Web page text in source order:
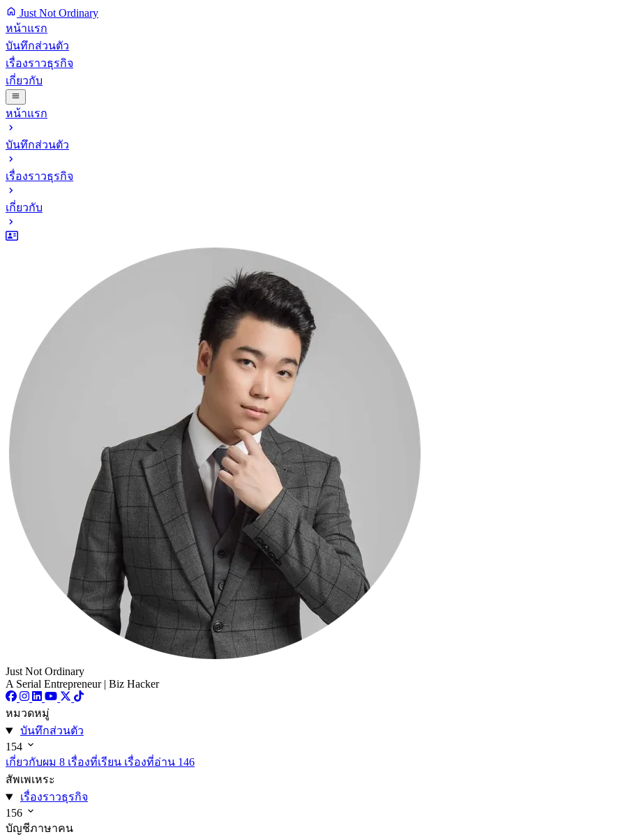
Just Not Ordinary
หน้าแรก
บันทึกส่วนตัว
เรื่องราวธุรกิจ
เกี่ยวกับ
หน้าแรก
บันทึกส่วนตัว
เรื่องราวธุรกิจ
เกี่ยวกับ
Just Not Ordinary
A Serial Entrepreneur | Biz Hacker
หมวดหมู่
บันทึกส่วนตัว
154
เกี่ยวกับผม 8 เรื่องที่เรียน เรื่องที่อ่าน 146
สัพเพเหระ
เรื่องราวธุรกิจ
156
บัญชีภาษาคน